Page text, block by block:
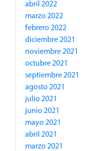
abril 2022
marzo 2022
febrero 2022
diciembre 2021
noviembre 2021
octubre 2021
septiembre 2021
agosto 2021
julio 2021
junio 2021
mayo 2021
abril 2021
marzo 2021